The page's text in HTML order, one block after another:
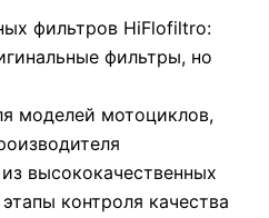
фильтров HiFlofiltro:
фильтры, но
моделей мотоциклов,
высококачественных
контроля качества